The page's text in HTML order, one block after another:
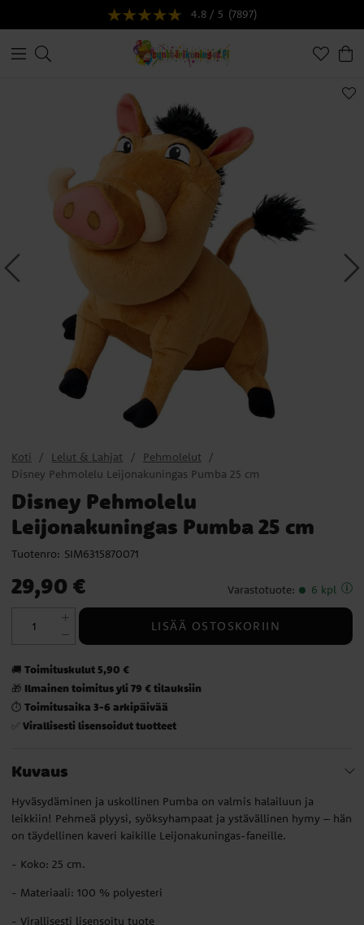
4.8 / 5 (7897)
Koti Lelut & Lahjat
Pehmolelut
Disney Pehmolelu Leijonakuningas Pumba 25 cm
Disney Pehmolelu
Leijonakuningas Pumba 25 cm
Tuotenro: SIM6315870071
Hinta :29,90 €
29,90 € Varastotuote: 6 kpl
LISÄÄ OSTOSKORIIN
🚚 Toimituskulut 5,90 €
🎁 Ilmainen toimitus yli 79 € tilauksiin
⏱️ Toimitusaika 3-6 arkipäivää
✅ Virallisesti lisensoidut tuotteet
Kuvaus
Hyväsydäminen ja uskollinen Pumba on valmis halailuun ja
leikkiin! Pehmeä plyysi, syöksyhampaat ja ystävällinen hymy – hän
on täydellinen kaveri kaikille Leijonakuningas-faneille.
- Koko: 25 cm.
- Materiaali: 100 % polyesteri
- Virallisesti lisensoitu tuote